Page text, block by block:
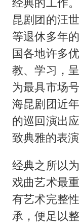
昆剧团的汪
等退休多年
国各地许多
教、学习，
为最具市场
海昆剧团近
的巡回演出
致典雅的表演
经典之所以
戏曲艺术最
有艺术完整
承，便足以